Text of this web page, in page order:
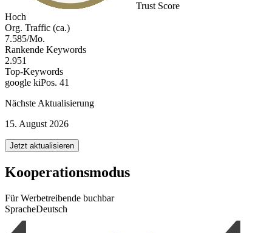
Trust Score
Hoch
Org. Traffic (ca.)
7.585/Mo.
Rankende Keywords
2.951
Top-Keywords
google kiPos. 41
Nächste Aktualisierung
15. August 2026
Jetzt aktualisieren
Kooperationsmodus
Für Werbetreibende buchbar
SpracheDeutsch